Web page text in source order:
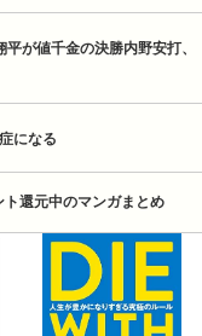
が値千金の決勝内野安打、
になる
還元中のマンガまとめ